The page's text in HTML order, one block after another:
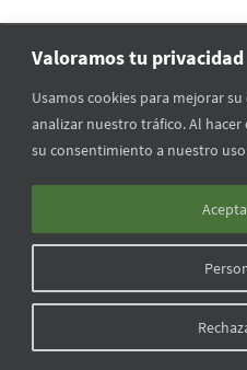
Valoramos tu privacidad
Usamos cookies para mejorar
analizar nuestro tráfico. Al
su consentimiento a nuestro
INICIO FORMACIÓN
Todas las imágenes del sitio